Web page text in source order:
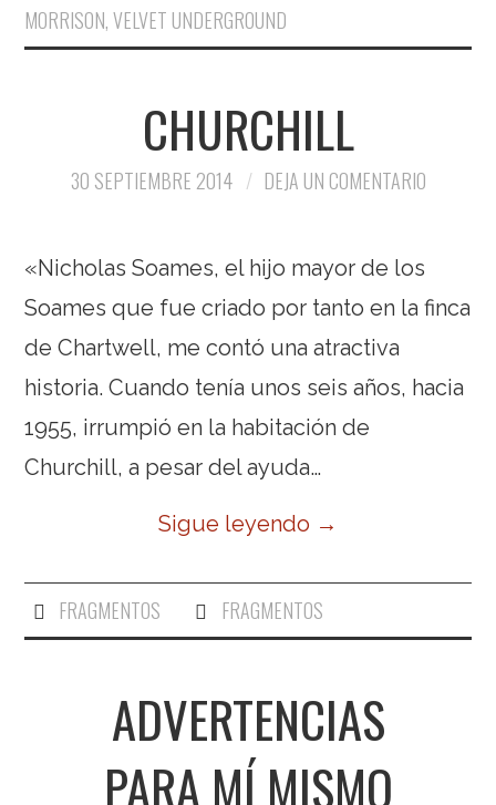
MORRISON,VELVET UNDERGROUND
CHURCHILL
30 SEPTIEMBRE 2014 DEJA UN COMENTARIO
«Nicholas Soames, el hijo mayor de los
Soames que fue criado por tanto en la finca
de Chartwell, me contó una atractiva
historia. Cuando tenía unos seis años, hacia
1955, irrumpió en la habitación de
Churchill, a pesar del ayuda…
Sigue leyendo →
FRAGMENTOS FRAGMENTOS
ADVERTENCIAS
PARA MÍ MISMO